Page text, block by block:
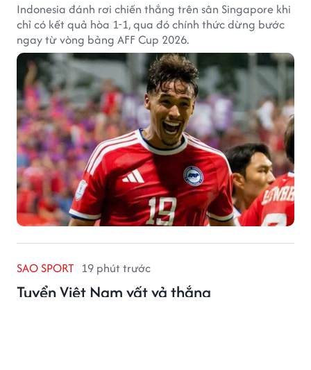
Indonesia đánh rơi chiến thắng trên sân Singapore khi
chỉ có kết quả hòa 1-1, qua đó chính thức dừng bước
ngay từ vòng bảng AFF Cup 2026.
SAO SPORT 19 phút trước
Tuyển Việt Nam vất vả thắng